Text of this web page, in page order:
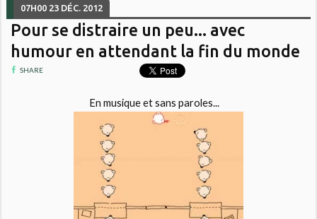
07H00 23 DÉC. 2012
Pour se distraire un peu... avec
humour en attendant la fin du monde
SHARE
En musique et sans paroles...